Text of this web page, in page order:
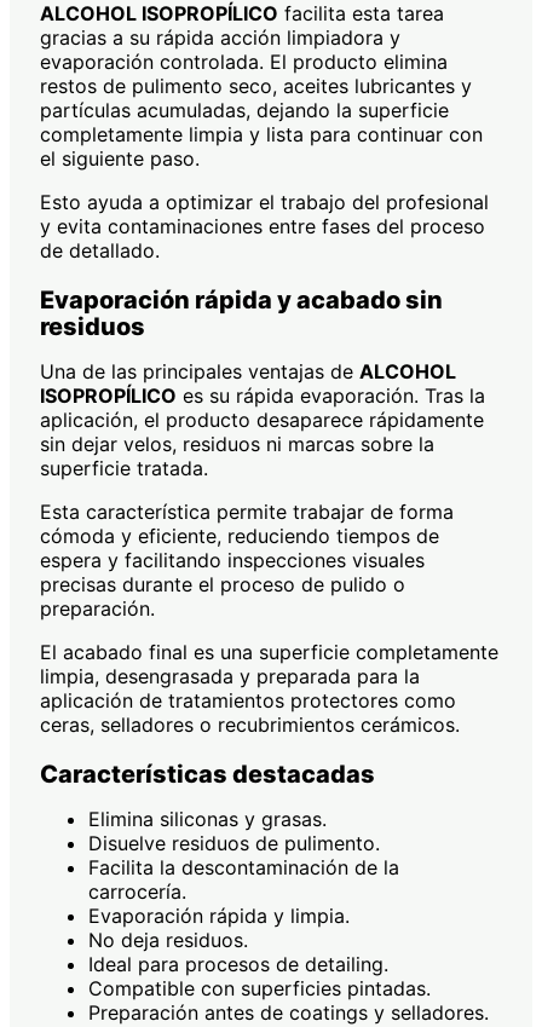
ALCOHOL ISOPROPÍLICO facilita esta tarea
gracias a su rápida acción limpiadora y
evaporación controlada. El producto elimina
restos de pulimento seco, aceites lubricantes y
partículas acumuladas, dejando la superficie
completamente limpia y lista para continuar con
el siguiente paso.
Esto ayuda a optimizar el trabajo del profesional
y evita contaminaciones entre fases del proceso
de detallado.
Evaporación rápida y acabado sin
residuos
Una de las principales ventajas de ALCOHOL
ISOPROPÍLICO es su rápida evaporación. Tras la
aplicación, el producto desaparece rápidamente
sin dejar velos, residuos ni marcas sobre la
superficie tratada.
Esta característica permite trabajar de forma
cómoda y eficiente, reduciendo tiempos de
espera y facilitando inspecciones visuales
precisas durante el proceso de pulido o
preparación.
El acabado final es una superficie completamente
limpia, desengrasada y preparada para la
aplicación de tratamientos protectores como
ceras, selladores o recubrimientos cerámicos.
Características destacadas
Elimina siliconas y grasas.
Disuelve residuos de pulimento.
Facilita la descontaminación de la
carrocería.
Evaporación rápida y limpia.
No deja residuos.
Ideal para procesos de detailing.
Compatible con superficies pintadas.
Preparación antes de coatings y selladores.